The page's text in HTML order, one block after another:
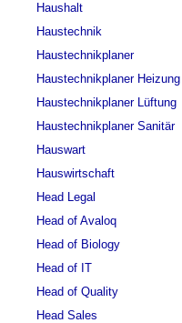
Haushalt
Haustechnik
Haustechnikplaner
Haustechnikplaner Heizung
Haustechnikplaner Lüftung
Haustechnikplaner Sanitär
Hauswart
Hauswirtschaft
Head Legal
Head of Avaloq
Head of Biology
Head of IT
Head of Quality
Head Sales